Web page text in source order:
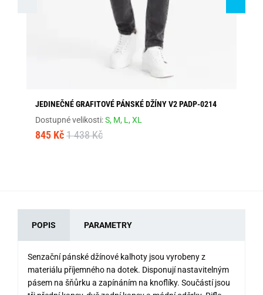
JEDINEČNÉ GRAFITOVÉ PÁNSKÉ DŽÍNY V2 PADP-0214
Dostupné velikosti:S, M, L,XL
845 Kč 1 438 Kč
POPIS PARAMETRY
Senzační pánské džínové kalhoty jsou vyrobeny z
materiálu příjemného na dotek. Disponují nastavitelným
pásem na šňůrku a zapínáním na knoflíky. Součástí jsou